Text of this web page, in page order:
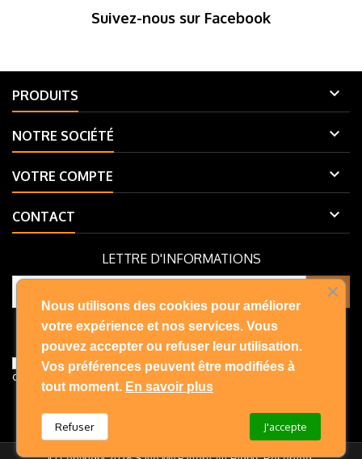
Suivez-nous sur Facebook
PRODUITS 
NOTRE SOCIÉTÉ 
VOTRE COMPTE 
CONTACT 
LETTRE D'INFORMATIONS
Vous pouvez vous désinscrire à tout moment. Vous trouverez pour
cela nos informations de contact dans les conditions d'utilisation du
site.
J'accepte les conditions générales et la politique de
confidentialité
Nous utilisons des cookies pour améliorer
votre expérience et nos services. Vous
pouvez accepter ou refuser leur utilisation.
Vos préférences peuvent être modifiées à
tout moment. En savoir plus
J'accepte
Refuser